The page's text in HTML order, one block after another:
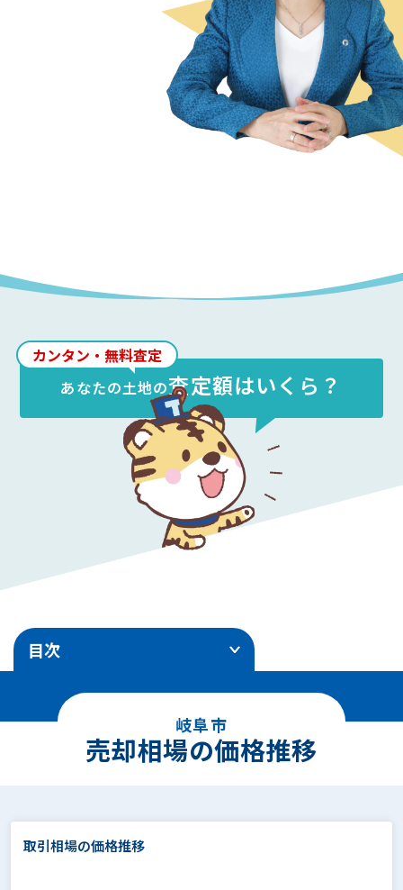
カンタン・無料査定
あなたの土地の査定額はいくら？
目次
売却相場の価格推移
エリア別地価ランキング
5.駅徒歩別の相場価格
岐阜市
売却相場の価格推移
取引相場の価格推移